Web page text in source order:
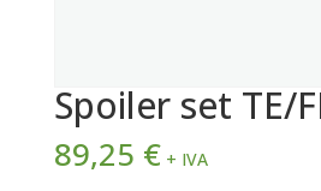
Spoiler set TE/
89,25 € + IVA